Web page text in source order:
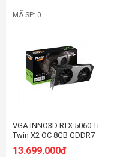
MÃ SP: 0
VGA INNO3D RTX 5060 Ti
Twin X2 OC 8GB GDDR7
13.699.000đ